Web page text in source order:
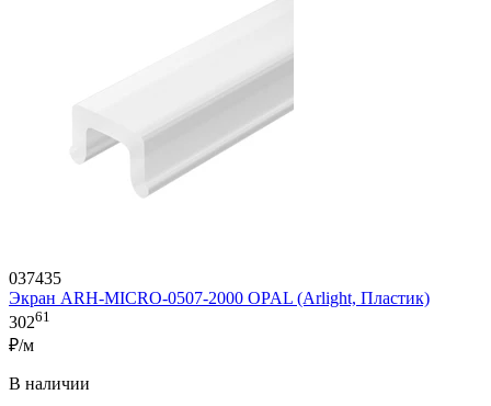
037435
Экран ARH-MICRO-0507-2000 OPAL (Arlight, Пластик)
30261
₽/м
В наличии